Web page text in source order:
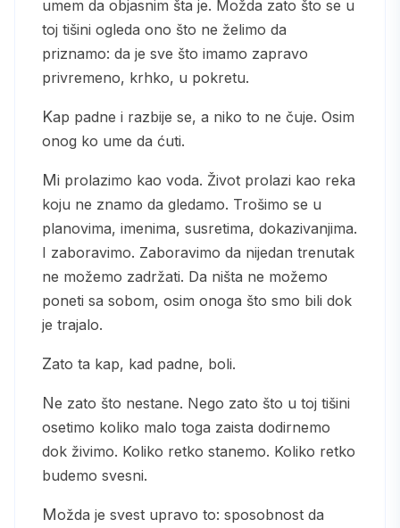
umem da objasnim šta je. Možda zato što se u
toj tišini ogleda ono što ne želimo da
priznamo: da je sve što imamo zapravo
privremeno, krhko, u pokretu.
Kap padne i razbije se, a niko to ne čuje. Osim
onog ko ume da ćuti.
Mi prolazimo kao voda. Život prolazi kao reka
koju ne znamo da gledamo. Trošimo se u
planovima, imenima, susretima, dokazivanjima.
I zaboravimo. Zaboravimo da nijedan trenutak
ne možemo zadržati. Da ništa ne možemo
poneti sa sobom, osim onoga što smo bili dok
je trajalo.
Zato ta kap, kad padne, boli.
Ne zato što nestane. Nego zato što u toj tišini
osetimo koliko malo toga zaista dodirnemo
dok živimo. Koliko retko stanemo. Koliko retko
budemo svesni.
Možda je svest upravo to: sposobnost da